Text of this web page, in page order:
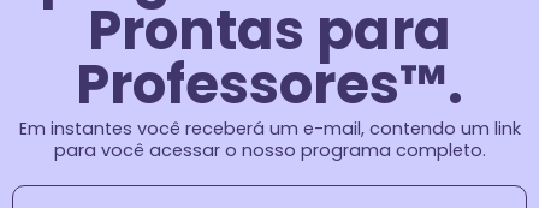
Prontas para
Professores™.
Em instantes você receberá um e-mail, contendo um link
para você acessar o nosso programa completo.